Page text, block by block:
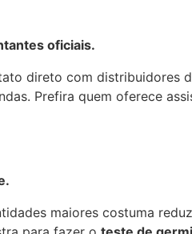
oficiais.
direto com distribuidores
Prefira quem oferece
maiores costuma